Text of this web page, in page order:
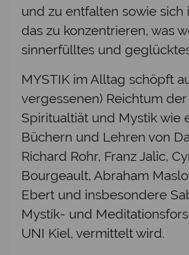
und zu entfalten sowie
das zu konzentrieren, was
sinnerfülltes und
MYSTIK im Alltag schöpft
vergessenen) Reichtum
Spiritualtiät und Mystik wie
Büchern und Lehren von
Richard Rohr, Franz Jalic,
Bourgeault, Abraham
Ebert und insbesondere
Mystik- und
UNI Kiel, vermittelt wird.